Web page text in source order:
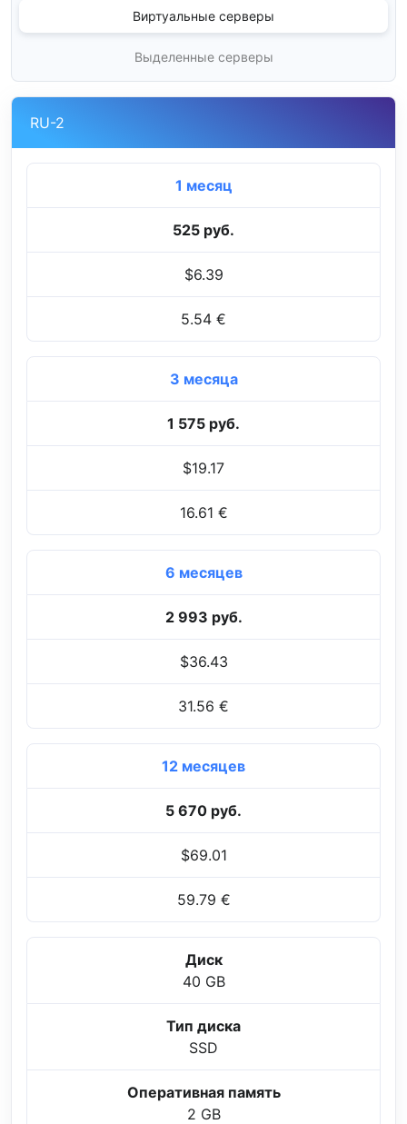
Виртуальные серверы
Выделенные серверы
RU-2
1 месяц
525 руб.
$6.39
5.54 €
3 месяца
1 575 руб.
$19.17
16.61 €
6 месяцев
2 993 руб.
$36.43
31.56 €
12 месяцев
5 670 руб.
$69.01
59.79 €
Диск
40 GB
Тип диска
SSD
Оперативная память
2 GB